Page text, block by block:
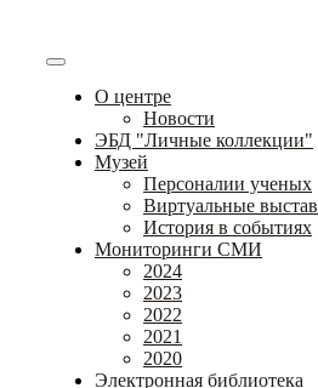
О центре
Новости
ЭБД "Личные коллекции"
Музей
Персоналии ученых
Виртуальные
История в событиях
Мониторинги СМИ
2024
2023
2022
2021
2020
Электронная библиотека